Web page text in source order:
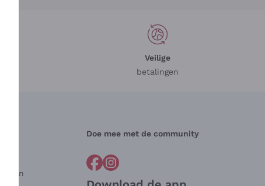
Veilige
betalingen
Doe mee met de community